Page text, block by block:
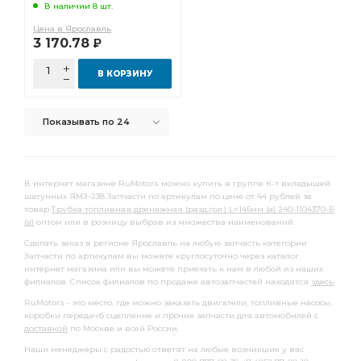
Блок цилиндров кор.
цилиндров кор. цилиндров кор. гильза
передач и сцепления ОСН.К
поршень кольца ЯМЗ Манжета Венгрия
Ярославский Инструментальный
Ярославский Инструментальный Завод
Инструментальный Завод осушителя воздуха
Поршнекомплект Эксперт КЗМД Эксперт КЗМД
АГАТ ЧЗСА ПГУ сцепления ТНВД 323,324
В наличии 8 шт.
Цена в Ярославль
3 170.78 Р
В КОРЗИНУ
Показывать по 24
В интернет магазине RuMotors можно купить в группе К-т вкладышей
шатунных ЯМЗ-238 Запчасти по артикулам по цене от 44 рублей за
товар Трубка топливная дренажная (разд.гол.) L=145мм (а) 240-1104370-Б
(а) оптом или в розницу выбрав из множества наименований.
Сделать заказ в регионе Ярославль на любую запчасть категории
Запчасти по артикулам вы можете круглосуточно через каталог
интернет магазина или вы можете приехать к нам в любой из наших
филиалов. Список филиалов по продаже автозапчастей находятся здесь.
RuMotors - это место, где можно заказать двигатели, топливные насосы,
коробки передачб сцепление и прочие запчасти для автомобилей с
доставкой по Москве и всей России.
Наши менеджеры с радостью ответят на любые возникшие у вас